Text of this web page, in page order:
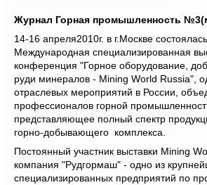
Журнал Горная промышленность
14-16 апреля2010г. в г.Москве
Международная специализированная
конференция "Горное оборудование,
руди минералов - Mining World Russia",
отраслевых мероприятий в России,
профессионалов горной
представляющее полный спектр
горно-добывающего комплекса.
Постоянный участник выставки Mining
компания "Рудгормаш" - одно из
специализированных предприятий по